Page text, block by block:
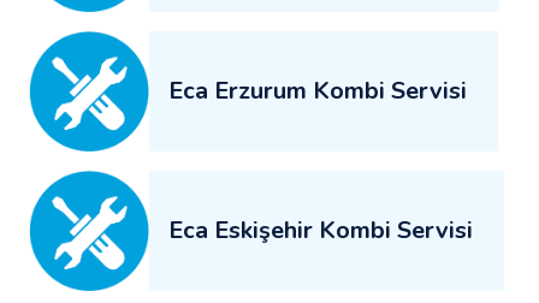
Eca Erzurum Kombi Servisi
Eca Eskişehir Kombi Servisi